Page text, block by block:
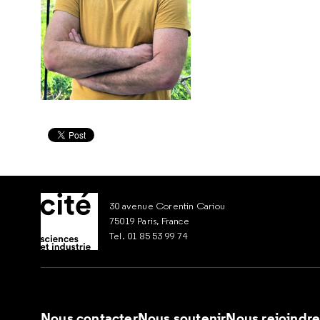
30 avenue Corentin Cariou
75019 Paris, France
Tel. 01 85 53 99 74